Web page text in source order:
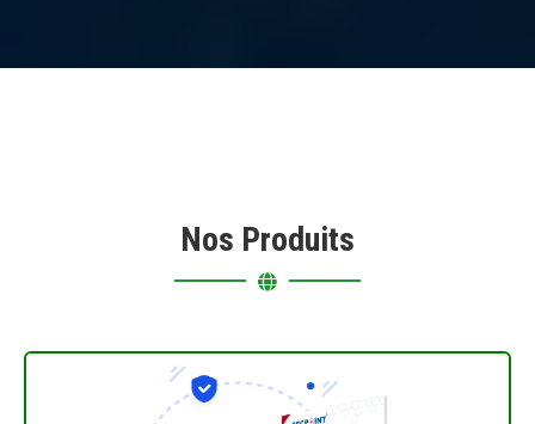
Nos Produits